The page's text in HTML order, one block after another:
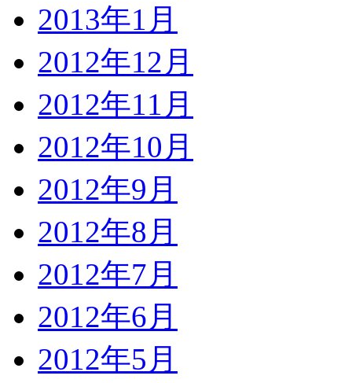
2013年1月
2012年12月
2012年11月
2012年10月
2012年9月
2012年8月
2012年7月
2012年6月
2012年5月